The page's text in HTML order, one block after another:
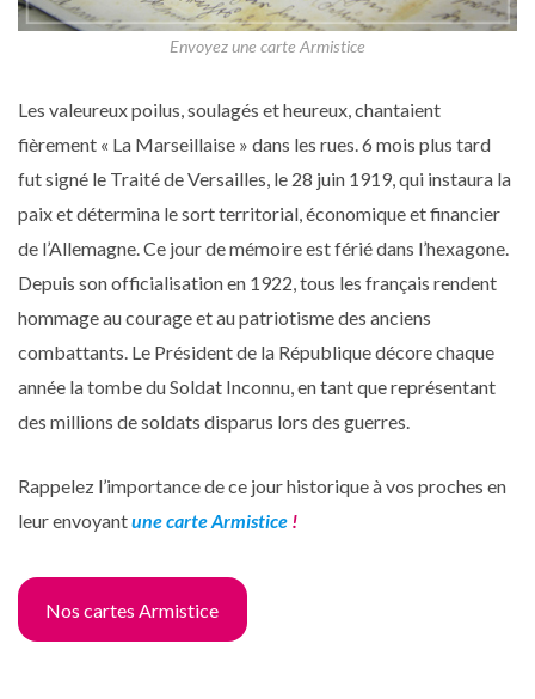
Envoyez une carte Armistice
Les valeureux poilus, soulagés et heureux, chantaient
fièrement « La Marseillaise » dans les rues. 6 mois plus tard
fut signé le Traité de Versailles, le 28 juin 1919, qui instaura la
paix et détermina le sort territorial, économique et financier
de l’Allemagne. Ce jour de mémoire est férié dans l’hexagone.
Depuis son officialisation en 1922, tous les français rendent
hommage au courage et au patriotisme des anciens
combattants. Le Président de la République décore chaque
année la tombe du Soldat Inconnu, en tant que représentant
des millions de soldats disparus lors des guerres.
Rappelez l’importance de ce jour historique à vos proches en
leur envoyantune carte Armistice !
Nos cartes Armistice